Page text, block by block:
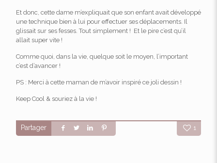
Et donc, cette dame m’expliquait que son enfant avait développé
une technique bien à lui pour effectuer ses déplacements. Il
glissait sur ses fesses. Tout simplement ! Et le pire c’est qu’il
allait super vite !
Comme quoi, dans la vie, quelque soit le moyen, l’important
c’est d’avancer !
PS : Merci à cette maman de m’avoir inspiré ce joli dessin !
Keep Cool & souriez à la vie !
Partager 1